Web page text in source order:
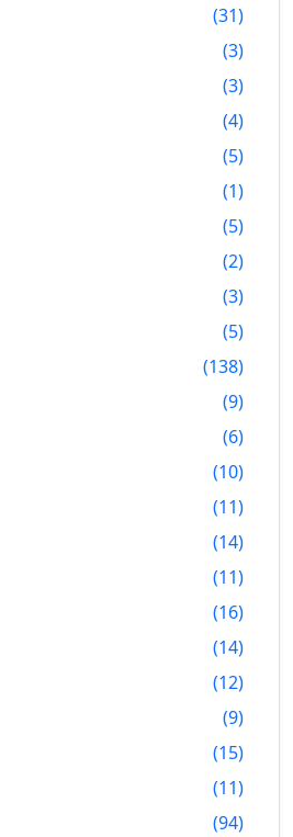
31
3
3
4
5
1
5
2
3
5
138
9
6
10
11
14
11
16
14
12
9
15
11
94